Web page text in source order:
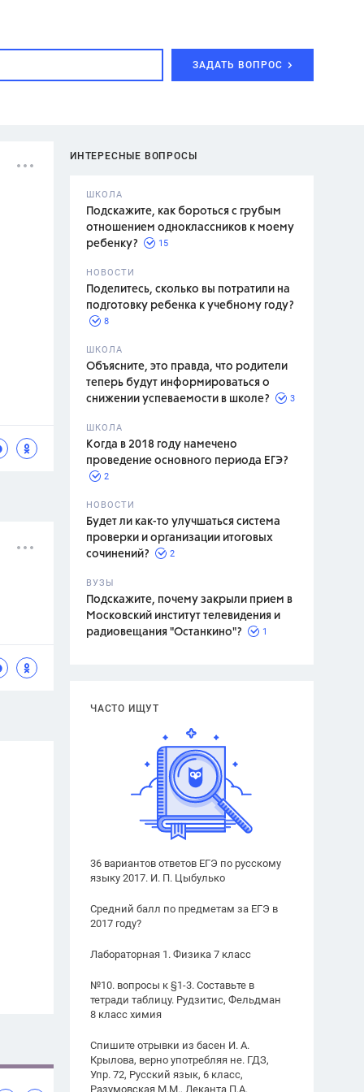
ЗАДАТЬ ВОПРОС
ИНТЕРЕСНЫЕ ВОПРОСЫ
ШКОЛА
Подскажите, как бороться с грубым
отношением одноклассников к моему
ребенку?
15
НОВОСТИ
Поделитесь, сколько вы потратили на
подготовку ребенка к учебному году?
8
ШКОЛА
Объясните, это правда, что родители
теперь будут информироваться о
снижении успеваемости в школе?
3
ШКОЛА
Когда в 2018 году намечено
проведение основного периода ЕГЭ?
2
НОВОСТИ
Будет ли как-то улучшаться система
проверки и организации итоговых
сочинений?
2
ВУЗЫ
Подскажите, почему закрыли прием в
Московский институт телевидения и
радиовещания "Останкино"?
1
ЧАСТО ИЩУТ
36 вариантов ответов ЕГЭ по русскому
языку 2017. И. П. Цыбулько
Средний балл по предметам за ЕГЭ в
2017 году?
Лабораторная 1. Физика 7 класс
№10. вопросы к §1-3. Составьте в
тетради таблицу. Рудзитис, Фельдман
8 класс химия
Спишите отрывки из басен И. А.
Крылова, верно употребляя не. ГДЗ,
Упр. 72, Русский язык, 6 класс,
Разумовская М.М., Леканта П.А.